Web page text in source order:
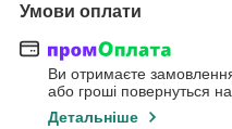
Умови оплати
Ви отримаєте
або гроші повернуться
Детальніше